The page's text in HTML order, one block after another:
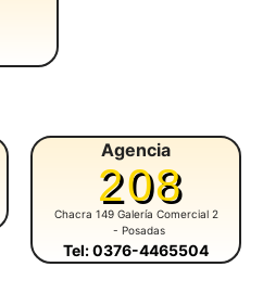
Agencia
208
Chacra 149 Galería Comercial 2
- Posadas
Tel: 0376-4465504